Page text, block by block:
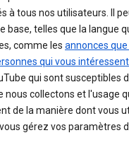
à tous nos utilisateurs. Il
base, telles que la langue
comme les annonces
qui vous
qui sont susceptibles
collectons et l'usage
de la manière dont vous
gérez vos paramètres